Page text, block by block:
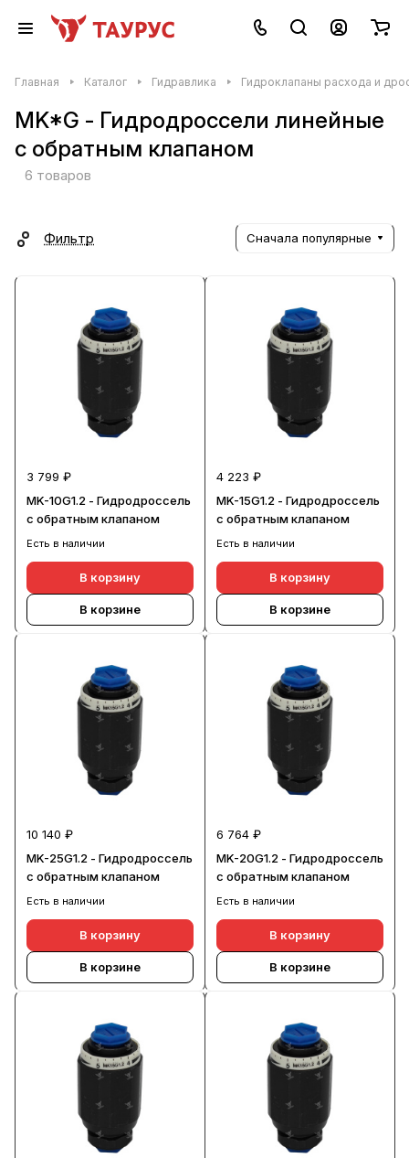
Главная Каталог Гидравлика Гидроклапаны расхода и
MK*G - Гидродроссели линейные
с обратным клапаном
6 товаров
Фильтр Сначала популярные
3 799 ₽
MK-10G1.2 - Гидродроссель
с обратным клапаном
Есть в наличии
В корзину
В корзине
4 223 ₽
MK-15G1.2 - Гидродроссель
с обратным клапаном
Есть в наличии
В корзину
В корзине
10 140 ₽
MK-25G1.2 - Гидродроссель
с обратным клапаном
Есть в наличии
В корзину
В корзине
6 764 ₽
MK-20G1.2 - Гидродроссель
с обратным клапаном
Есть в наличии
В корзину
В корзине